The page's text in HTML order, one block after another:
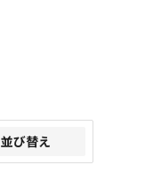
並び替え